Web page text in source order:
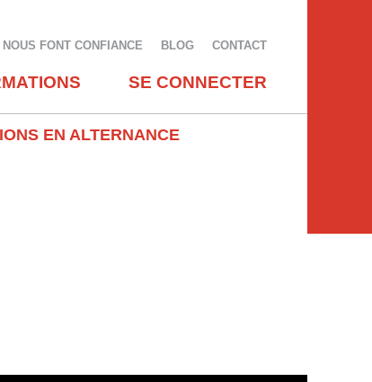
NOUS FONT CONFIANCE BLOG CONTACT
SE CONNECTER
EN ALTERNANCE